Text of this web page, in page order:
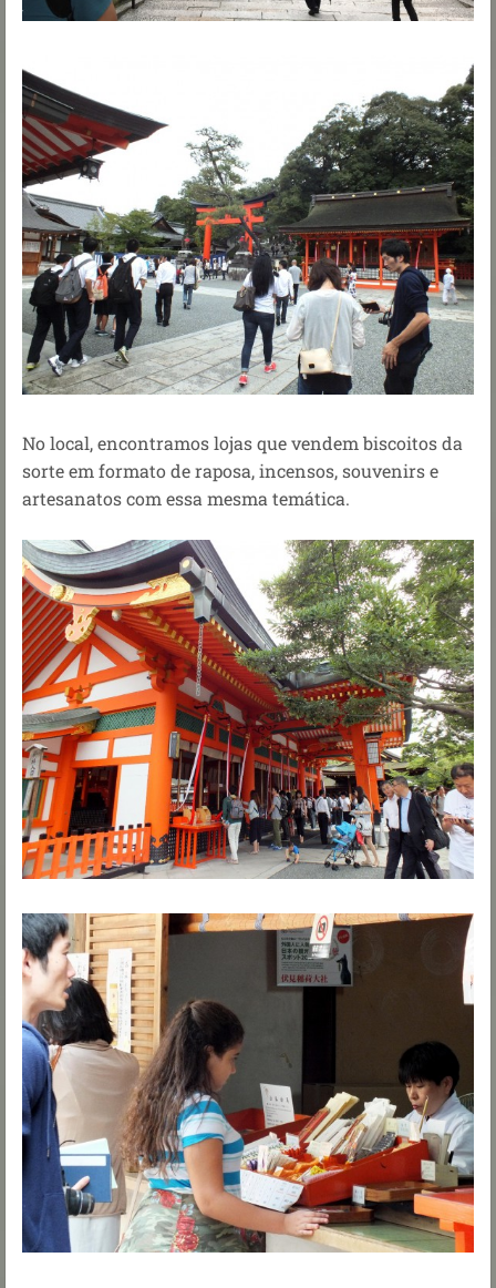
No local, encontramos lojas que vendem biscoitos da
sorte em formato de raposa, incensos, souvenirs e
artesanatos com essa mesma temática.